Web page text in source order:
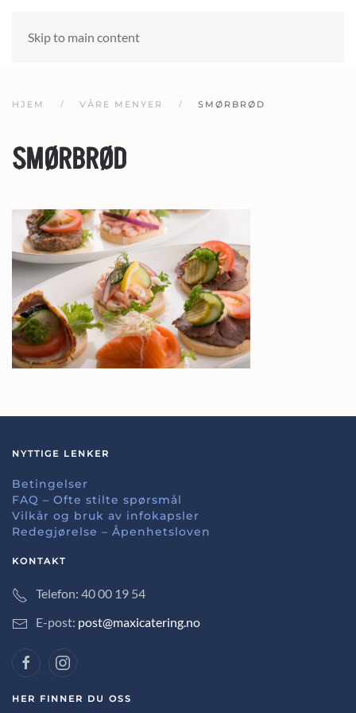
Skip to main content
HJEM VÅRE MENYER SMØRBRØD
SMØRBRØD
NYTTIGE LENKER
Betingelser
FAQ – Ofte stilte spørsmål
Vilkår og bruk av infokapsler
Redegjørelse – Åpenhetsloven
KONTAKT
Telefon: 40 00 19 54
E-post: post@maxicatering.no
HER FINNER DU OSS